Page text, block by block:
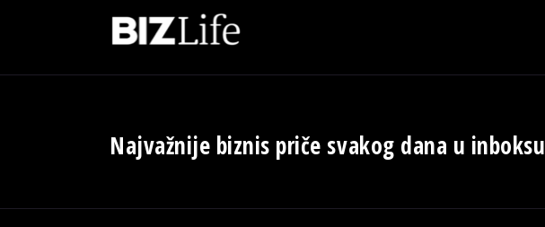
Najvažnije biznis priče svakog dana u inboksu